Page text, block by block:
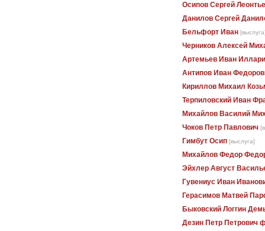
Осипов Сергей
Данилов Сергей
Бельфорт Иван
Черников Алексей
Артемьев Иван
Антипов Иван
Кириллов Михаил
Терпиловский Иван
Михайлов Василий
Чоков Петр Павлович
Гимбут Осип [выслуга]
Михайлов Федор
Эйхлер Август
Гувениус Иван
Герасимов Матвей
Быковский Логгин
Дезин Петр Петрович